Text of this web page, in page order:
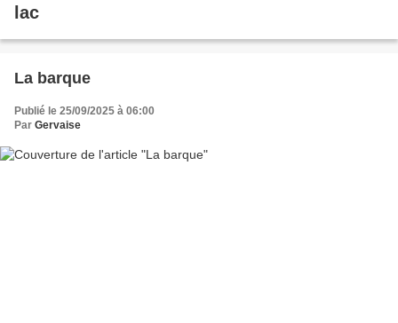
lac
La barque
Publié le 25/09/2025 à 06:00
Par Gervaise